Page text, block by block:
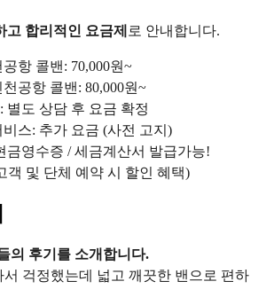
고 합리적인 요금제 로 안내합니다.
항 콜밴: 70,000원~
공항 콜밴: 80,000원~
별도 상담 후 요금 확정
스: 추가 요금 (사전 고지)
금영수증 / 세금계산서 발급가능!
객 및 단체 예약 시 할인 혜택)
의 후기를 소개합니다.
서 걱정했는데 넓고 깨끗한 밴으로 편하